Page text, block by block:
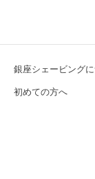
銀座シェービング
初めての方へ